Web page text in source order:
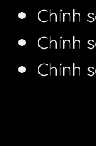
Chính
Chính
Chính